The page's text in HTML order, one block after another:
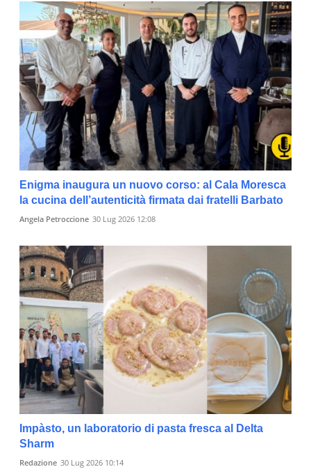
Enigma inaugura un nuovo corso: al Cala Moresca
la cucina dell’autenticità firmata dai fratelli Barbato
Angela Petroccione 30 Lug 2026 12:08
Impàsto, un laboratorio di pasta fresca al Delta
Sharm
Redazione 30 Lug 2026 10:14